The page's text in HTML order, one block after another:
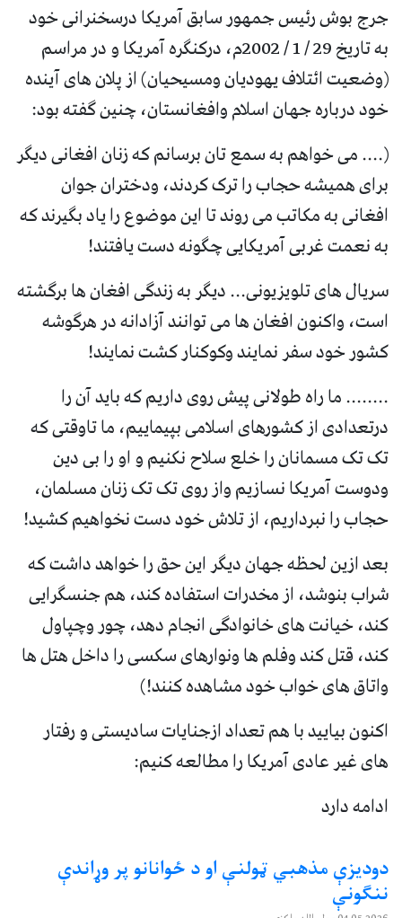
جرج بوش رئیس جمهور سابق آمریکا درسخنرانی خود
به تاریخ 29 / 1 / 2002م، درکنگره آمریکا و در مراسم
(وضعیت ائتلاف یهودیان ومسیحیان) از پلان های آینده
خود درباره جهان اسلام وافغانستان، چنین گفته بود:
(.... می خواهم به سمع تان برسانم که زنان افغانی دیگر
برای همیشه حجاب را ترک کردند، ودختران جوان
افغانی به مکاتب می روند تا این موضوع را یاد بگیرند که
به نعمت غربی آمریکایی چگونه دست یافتند!
سریال های تلویزیونی... دیگر به زندگی افغان ها برگشته
است، واکنون افغان ها می توانند آزادانه در هرگوشه
کشور خود سفر نمایند وکوکنار کشت نمایند!
........ ما راه طولانی پیش روی داریم که باید آن را
درتعدادی از کشورهای اسلامی بپیماییم، ما تاوقتی که
تک تک مسمانان را خلع سلاح نکنیم و او را بی دین
ودوست آمریکا نسازیم واز روی تک تک زنان مسلمان،
حجاب را نبرداریم، از تلاش خود دست نخواهیم کشید!
بعد ازین لحظه جهان دیگر این حق را خواهد داشت که
شراب بنوشد، از مخدرات استفاده کند، هم جنسگرایی
کند، خیانت های خانوادگی انجام دهد، چور وچپاول
کند، قتل کند وفلم ها ونوارهای سکسی را داخل هتل ها
واتاق های خواب خود مشاهده کنند!)
اکنون بیایید با هم تعداد ازجنایات سادیستی و رفتار
های غیر عادی آمریکا را مطالعه کنیم:
ادامه دارد
دودیزې مذهبي ټولنې او د ځوانانو پر وړاندې
ننګونې